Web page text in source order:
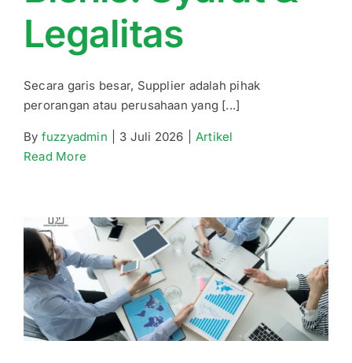
Legalitas
Secara garis besar, Supplier adalah pihak
perorangan atau perusahaan yang [...]
By fuzzyadmin 3 Juli 2026
Artikel
Read More